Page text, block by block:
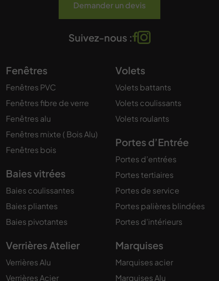
Demander un devis
Suivez-nous :
Fenêtres
Fenêtres PVC
Fenêtres fibre de verre
Fenêtres alu
Fenêtres mixte ( Bois Alu)
Fenêtres bois
Baies vitrées
Baies coulissantes
Baies pliantes
Baies pivotantes
Verrières Atelier
Verrières Alu
Verrières Acier
Volets
Volets battants
Volets coulissants
Volets roulants
Portes d’Entrée
Portes d’entrées
Portes tertiaires
Portes de service
Portes palières blindées
Portes d’intérieurs
Marquises
Marquises acier
Marquises Alu